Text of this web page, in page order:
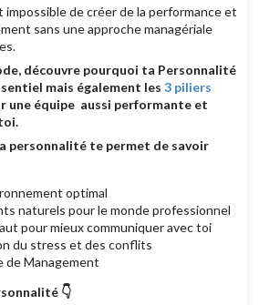
impossible de créer de la performance et
sans une approche managériale
découvre pourquoi ta Personnalité
mais également les3 piliers
une équipe aussi performante et
personnalité te permet de savoir
optimal
naturels pour le monde professionnel
pour mieux communiquer avec toi
du stress et des conflits
de Management
👇